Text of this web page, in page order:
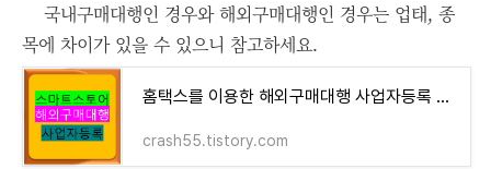
국내구매대행인 경우와 해외구매대행인 경우는 업태, 종
목에 차이가 있을 수 있으니 참고하세요.
홈택스를 이용한 해외구매대행 사업자등록 방법 - 스마트스토어
crash55.tistory.com